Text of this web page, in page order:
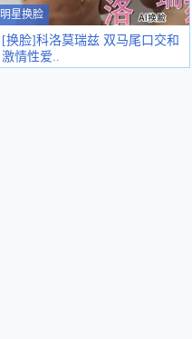
明星换脸
[换脸]科洛莫瑞兹 双马尾口交和
激情性爱..